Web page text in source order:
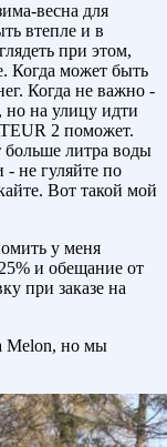
весна для
втепле и в
при этом,
Когда может быть
Когда не важно -
но на улицу идти
2 поможет.
больше литра воды
не гуляйте по
Вот такой мой
у меня
и обещание от
при заказе на
Melon, но мы